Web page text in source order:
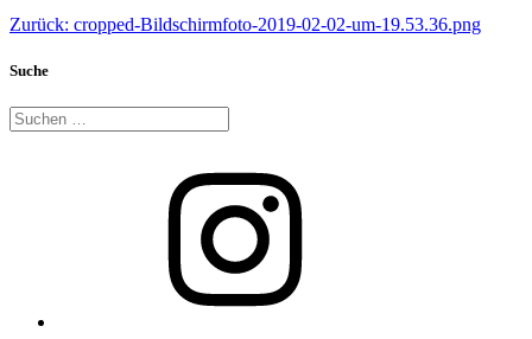
Beitragsnavigation
Zurück: Vorheriger
cropped-Bildschirmfoto-2019-02-02-um-19.53.36.png
Suche
Suche
nach: